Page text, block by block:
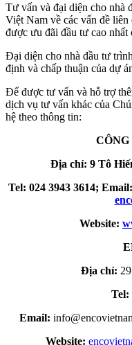
Tư vấn và đại diện cho nhà
Việt Nam về các vấn đề liên
được ưu đãi đầu tư cao nhất
Đại diện cho nhà đầu tư
định và chấp thuận của dự
Để được tư vấn và hỗ trợ
dịch vụ tư vấn khác của
hệ theo thông tin:
Địa chỉ: 9 Tô
Tel: 024 3943 3614; Email:
Website:
Địa chỉ:
Tel:
Email:
Website: